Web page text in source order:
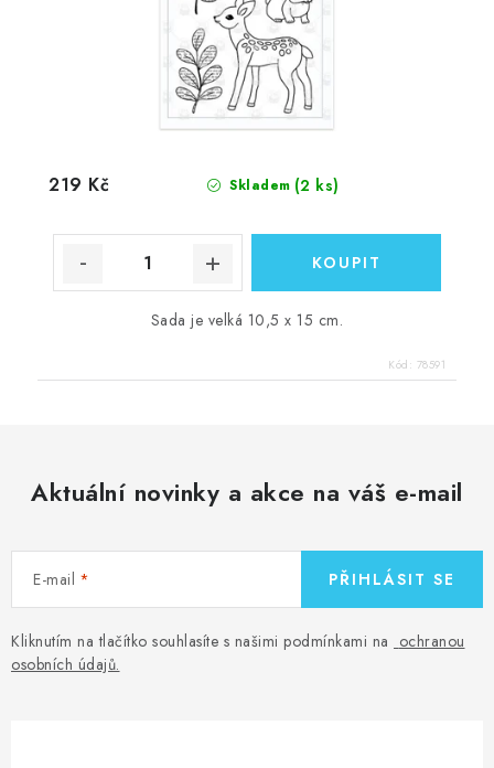
Skladem (2 ks)
219 Kč
Sada je velká 10,5 x 15 cm.
Kód: 78591
Aktuální novinky a akce na váš e-mail
E-mail
Kliknutím na tlačítko souhlasíte s našimi podmínkami na ochranou
osobních údajů.
PŘIHLÁSIT SE